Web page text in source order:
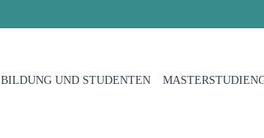
BILDUNG UND STUDENTEN